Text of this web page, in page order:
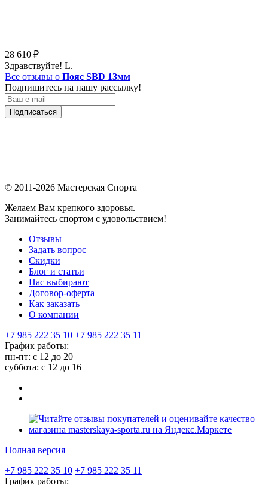
28 610 ₽
Здравствуйте! L.
Все отзывы о Пояс SBD 13мм
Подпишитесь на нашу рассылку!
Подписаться
© 2011-2026 Мастерская Спорта
Желаем Вам крепкого здоровья.
Занимайтесь спортом с удовольствием!
Отзывы
Задать вопрос
Скидки
Блог и статьи
Нас выбирают
Договор-оферта
Как заказать
О компании
+7 985 222 35 10 +7 985 222 35 11
График работы:
пн-пт: с 12 до 20
суббота: c 12 до 16
Полная версия
+7 985 222 35 10 +7 985 222 35 11
График работы: